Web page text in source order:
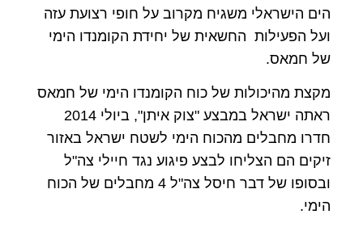
הים הישראלי משגיח מקרוב על חופי רצועת עזה
ועל הפעילות החשאית של יחידת הקומנדו הימי
של חמאס.
מקצת מהיכולות של כוח הקומנדו הימי של חמאס
ראתה ישראל במבצע "צוק איתן", ביולי 2014
חדרו מחבלים מהכוח הימי לשטח ישראל באזור
זיקים הם הצליחו לבצע פיגוע נגד חיילי צה"ל
ובסופו של דבר חיסל צה"ל 4 מחבלים של הכוח
הימי.